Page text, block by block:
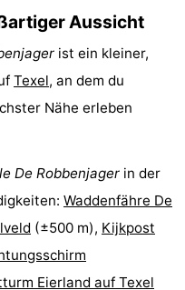
Aussicht
ist ein kleiner,
Texel, an dem du
Nähe erleben
De Robbenjager in der
Waddenfähre De
(±500 m), Kijkpost
Eierland auf Texel